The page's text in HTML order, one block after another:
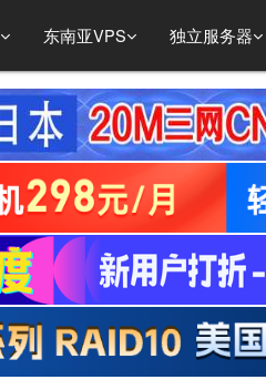
东南亚VPS 独立服务器